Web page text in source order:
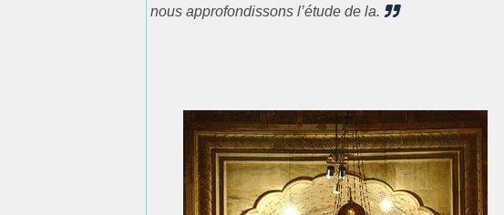
nous approfondissons l’étude de la.